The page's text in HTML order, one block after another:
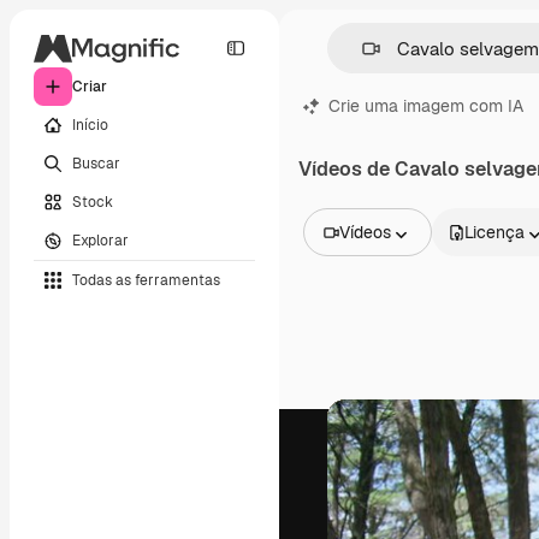
Criar
Início
Buscar
Stock
Explorar
Todas as ferramentas
Crie uma imagem com IA
Vídeos de Cavalo
Vídeos
Vídeos
Clipes de vídeo
Animações
Modelos de vídeos
Ícones
Modelos 3D
Fontes
Licença